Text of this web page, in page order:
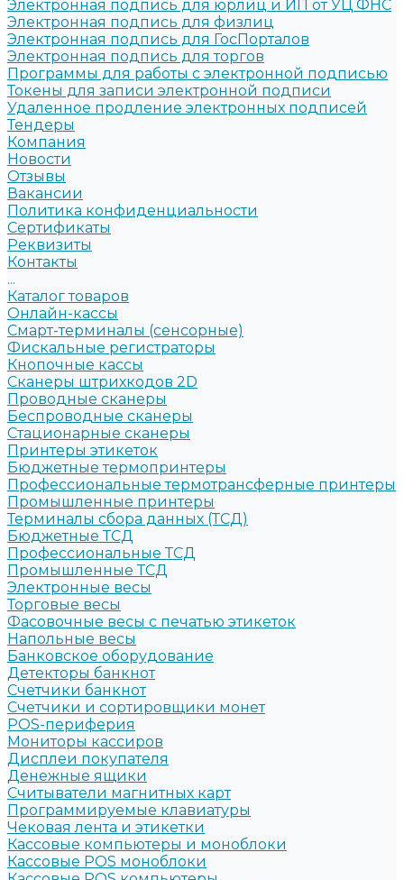
Электронная подпись для юрлиц и ИП от УЦ ФНС
Электронная подпись для физлиц
Электронная подпись для ГосПорталов
Электронная подпись для торгов
Программы для работы с электронной подписью
Токены для записи электронной подписи
Удаленное продление электронных подписей
Тендеры
Компания
Новости
Отзывы
Вакансии
Политика конфиденциальности
Сертификаты
Реквизиты
Контакты
...
Каталог товаров
Онлайн-кассы
Смарт-терминалы (сенсорные)
Фискальные регистраторы
Кнопочные кассы
Сканеры штрихкодов 2D
Проводные сканеры
Беспроводные сканеры
Стационарные сканеры
Принтеры этикеток
Бюджетные термопринтеры
Профессиональные термотрансферные принтеры
Промышленные принтеры
Терминалы сбора данных (ТСД)
Бюджетные ТСД
Профессиональные ТСД
Промышленные ТСД
Электронные весы
Торговые весы
Фасовочные весы с печатью этикеток
Напольные весы
Банковское оборудование
Детекторы банкнот
Счетчики банкнот
Счетчики и сортировщики монет
POS-периферия
Мониторы кассиров
Дисплеи покупателя
Денежные ящики
Считыватели магнитных карт
Программируемые клавиатуры
Чековая лента и этикетки
Кассовые компьютеры и моноблоки
Кассовые POS моноблоки